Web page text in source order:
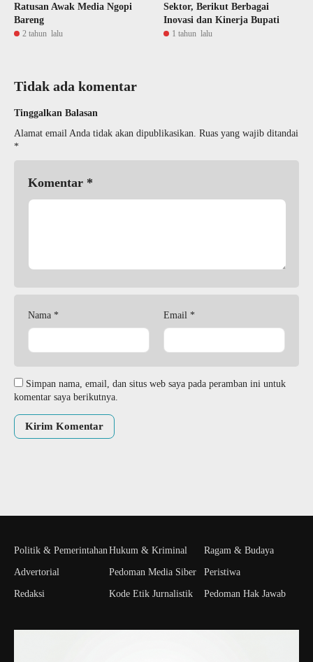
Ratusan Awak Media Ngopi
Bareng
2 tahun lalu
Sektor, Berikut Berbagai
Inovasi dan Kinerja Bupati
1 tahun lalu
Tidak ada komentar
Tinggalkan Balasan
Alamat email Anda tidak akan dipublikasikan. Ruas yang wajib ditandai
*
Komentar *
Nama * Email *
Simpan nama, email, dan situs web saya pada peramban ini untuk
komentar saya berikutnya.
Politik & Pemerintahan
Advertorial
Redaksi
Hukum & Kriminal
Pedoman Media Siber
Kode Etik Jurnalistik
Ragam & Budaya
Peristiwa
Pedoman Hak Jawab